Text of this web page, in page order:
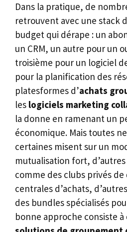
Dans la pratique, de
retrouvent avec une stack
budget qui dérape : un
un CRM, un autre pour un
troisième pour un logiciel
pour la planification des
platesformes d’achats
les logiciels marketing
la donne en ramenant un
économique. Mais toutes
certaines misent sur un
mutualisation fort,
comme des clubs privés de
centrales d’achats,
des bundles spécialisés
bonne approche consiste